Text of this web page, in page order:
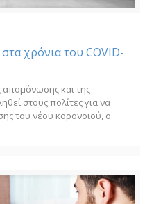
χρόνια του COVID-
απομόνωσης και της
στους πολίτες για να
του νέου κορονοϊού, ο